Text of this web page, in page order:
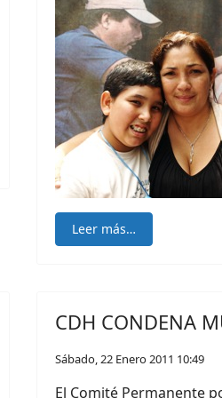
Leer más…
CDH CONDENA
Sábado, 22 Enero 2011 10:49
El Comité Permanente